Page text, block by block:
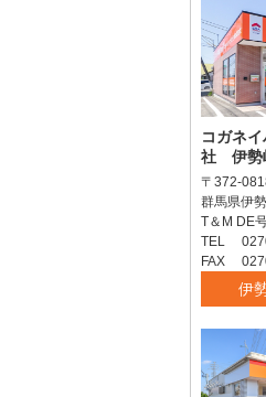
コガネ
社 伊勢
〒372-
群馬県伊
T＆M DE
TEL
FAX
伊